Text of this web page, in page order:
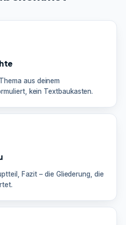
aus deinem
kein Textbaukasten.
Fazit – die Gliederung, die